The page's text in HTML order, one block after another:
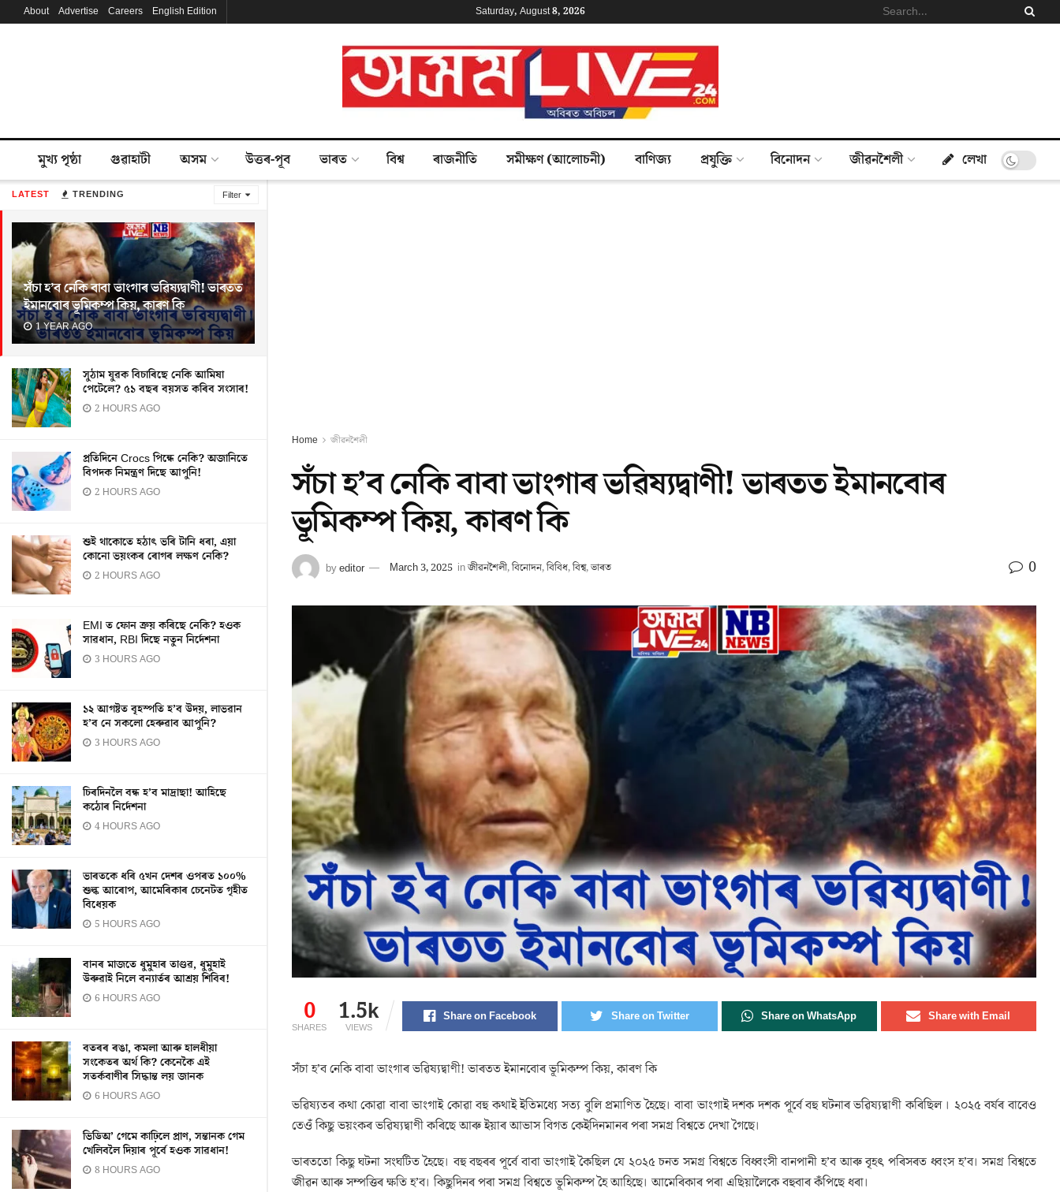
LATEST TRENDING Filter
সঁচা হ’ব নেকি বাবা ভাংগাৰ ভৱিষ্যদ্বাণী! ভাৰতত
ইমানবোৰ ভূমিকম্প কিয়, কাৰণ কি
1 YEAR AGO
সুঠাম যুৱক বিচাৰিছে নেকি আমিষা
পেটেলে? ৫১ বছৰ বয়সত কৰিব সংসাৰ!
2 HOURS AGO
প্ৰতিদিনে Crocs পিন্ধে নেকি? অজানিতে
বিপদক নিমন্ত্ৰণ দিছে আপুনি!
2 HOURS AGO
শুই থাকোতে হঠাৎ ভৰি টানি ধৰা, এয়া
কোনো ভয়ংকৰ ৰোগৰ লক্ষণ নেকি?
2 HOURS AGO
EMI ত ফোন ক্ৰয় কৰিছে নেকি? হওক
সাৱধান, RBI দিছে নতুন নিৰ্দেশনা
3 HOURS AGO
১২ আগষ্টত বৃহস্পতি হ’ব উদয়, লাভৱান
হ’ব নে সকলো হেৰুৱাব আপুনি?
3 HOURS AGO
চিৰদিনলৈ বন্ধ হ’ব মাদ্ৰাছা! আহিছে
কঠোৰ নিৰ্দেশনা
4 HOURS AGO
ভাৰতকে ধৰি ৫খন দেশৰ ওপৰত ১০০%
শুল্ক আৰোপ, আমেৰিকাৰ চেনেটত গৃহীত
বিধেয়ক
5 HOURS AGO
বানৰ মাজতে ধুমুহাৰ তাণ্ডৱ, ধুমুহাই
উৰুৱাই নিলে বন্যাৰ্তৰ আশ্ৰয় শিবিৰ!
6 HOURS AGO
বতৰৰ ৰঙা, কমলা আৰু হালধীয়া
সংকেতৰ অৰ্থ কি? কেনেকৈ এই
সতৰ্কবাণীৰ সিদ্ধান্ত লয় জানক
6 HOURS AGO
ভিডিঅ’ গেমে কাঢ়িলে প্ৰাণ, সন্তানক গেম
খেলিবলৈ দিয়াৰ পূৰ্বে হওক সাৱধান!
8 HOURS AGO
About Advertise Careers English Edition Saturday, August 8, 2026
মুখ্য পৃষ্ঠা গুৱাহাটী অসম উত্তৰ-পূব ভাৰত বিশ্ব ৰাজনীতি সমীক্ষণ (আলোচনী) বাণিজ্য প্ৰযুক্তি বিনোদন জীৱনশৈলী লেখা
Home জীৱনশৈলী
সঁচা হ’ব নেকি বাবা ভাংগাৰ ভৱিষ্যদ্বাণী! ভাৰতত ইমানবোৰ
ভূমিকম্প কিয়, কাৰণ কি
byeditor March 3, 2025 inজীৱনশৈলী,বিনোদন,বিবিধ,বিশ্ব,ভাৰত 0
0
SHARES
1.5k
VIEWS
Share on Facebook Share on Twitter Share on WhatsApp Share with Email
সঁচা হ’ব নেকি বাবা ভাংগাৰ ভৱিষ্যদ্বাণী! ভাৰতত ইমানবোৰ ভূমিকম্প কিয়, কাৰণ কি
ভৱিষ্যতৰ কথা কোৱা বাবা ভাংগাই কোৱা বহু কথাই ইতিমধ্যে সত্য বুলি প্ৰমাণিত হৈছে। বাবা ভাংগাই দশক দশক পূৰ্বে বহু ঘটনাৰ ভৱিষ্যদ্বাণী কৰিছিল । ২০২৫ বৰ্ষৰ বাবেও
তেওঁ কিছু ভয়ংকৰ ভৱিষ্যদ্বাণী কৰিছে আৰু ইয়াৰ আভাস বিগত কেইদিনমানৰ পৰা সমগ্ৰ বিশ্বতে দেখা গৈছে।
ভাৰততো কিছু ঘটনা সংঘটিত হৈছে। বহু বছৰৰ পূৰ্বে বাবা ভাংগাই কৈছিল যে ২০২৫ চনত সমগ্ৰ বিশ্বতে বিধ্বংসী বানপানী হ’ব আৰু বৃহৎ পৰিসৰত ধ্বংস হ’ব। সমগ্ৰ বিশ্বতে
জীৱন আৰু সম্পত্তিৰ ক্ষতি হ’ব। কিছুদিনৰ পৰা সমগ্ৰ বিশ্বতে ভূমিকম্প হৈ আহিছে। আমেৰিকাৰ পৰা এছিয়ালৈকে বহুবাৰ কঁপিছে ধৰা।